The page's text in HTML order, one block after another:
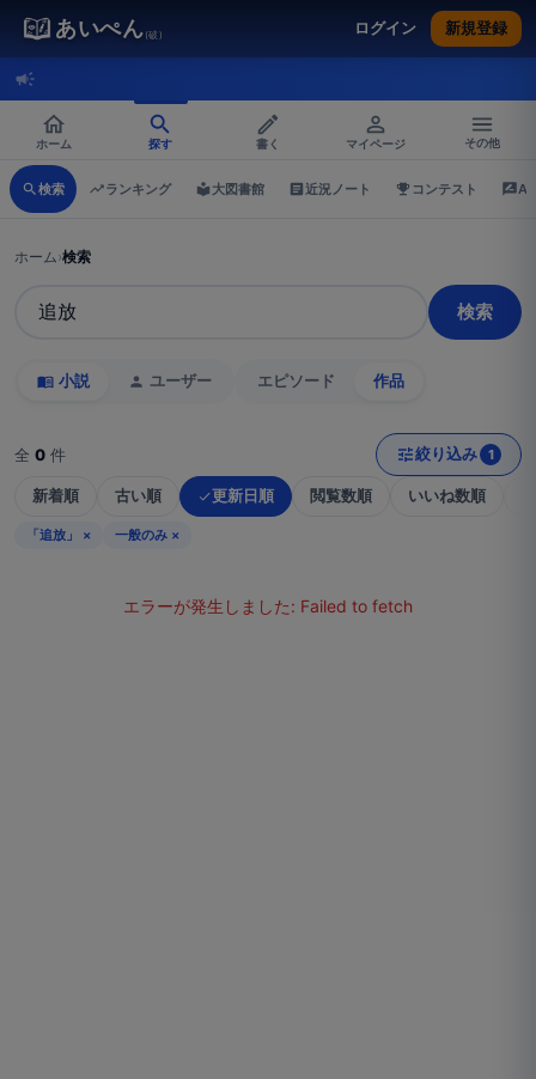
あいぺん (破) ログイン 新規登録
ホーム 探す 書く マイページ その他
検索 ランキング 大図書館 近況ノート コンテスト AI
ホーム›検索
検索
小説 ユーザー エピソード 作品
全 0 件 絞り込み 1
新着順 古い順 更新日順 閲覧数順 いいね数順
「追放」 × 一般のみ ×
エラーが発生しました: Failed to fetch